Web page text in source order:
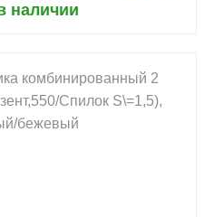
наличии
В КОРЗИНУ